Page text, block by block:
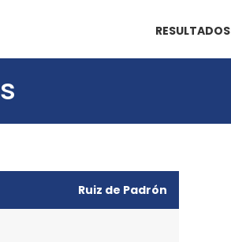
RESULTADOS
Ruiz de Padrón